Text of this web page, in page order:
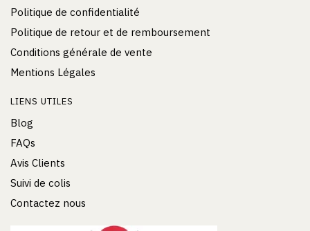
Politique de confidentialité
Politique de retour et de remboursement
Conditions générale de vente
Mentions Légales
LIENS UTILES
Blog
FAQs
Avis Clients
Suivi de colis
Contactez nous